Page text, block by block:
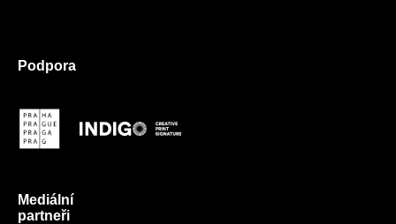
Podpora
Mediální
partneři